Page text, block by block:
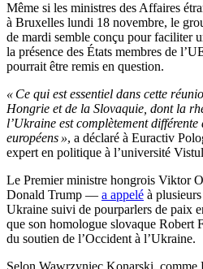
Même si les ministres des Affaires
à Bruxelles lundi 18 novembre, le
de mardi semble conçu pour faciliter
la présence des États membres de
pourrait être remis en question.
« Ce qui est essentiel dans cette
Hongrie et de la Slovaquie, dont la
l’Ukraine est complètement différente
européens », a déclaré à Euractiv
expert en politique à l’université
Le Premier ministre hongrois Viktor
Donald Trump — a appelé à
Ukraine suivi de pourparlers de paix
que son homologue slovaque Robert
du soutien de l’Occident à l’Ukraine.